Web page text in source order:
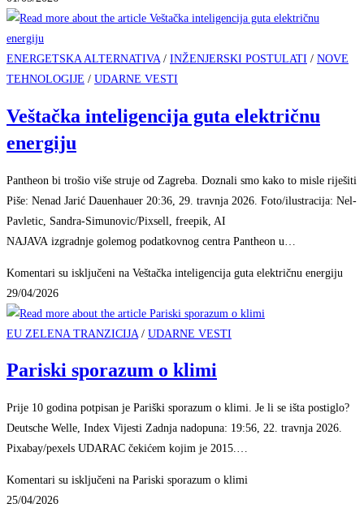
ENERGETSKA ALTERNATIVA/ INŽENJERSKI POSTULATI / NOVE
TEHNOLOGIJE / UDARNE VESTI
Veštačka inteligencija guta električnu
energiju
Pantheon bi trošio više struje od Zagreba. Doznali smo kako to misle riješiti
Piše: Nenad Jarić Dauenhauer 20:36, 29. travnja 2026. Foto/ilustracija: Nel-
Pavletic, Sandra-Simunovic/Pixsell, freepik, AI
NAJAVA izgradnje golemog podatkovnog centra Pantheon u…
Komentari su isključeni na Veštačka inteligencija guta električnu energiju
29/04/2026
EU ZELENA TRANZICIJA / UDARNE VESTI
Pariski sporazum o klimi
Prije 10 godina potpisan je Pariški sporazum o klimi. Je li se išta postiglo?
Deutsche Welle, Index Vijesti Zadnja nadopuna: 19:56, 22. travnja 2026.
Pixabay/pexels UDARAC čekićem kojim je 2015.…
Komentari su isključeni na Pariski sporazum o klimi
25/04/2026